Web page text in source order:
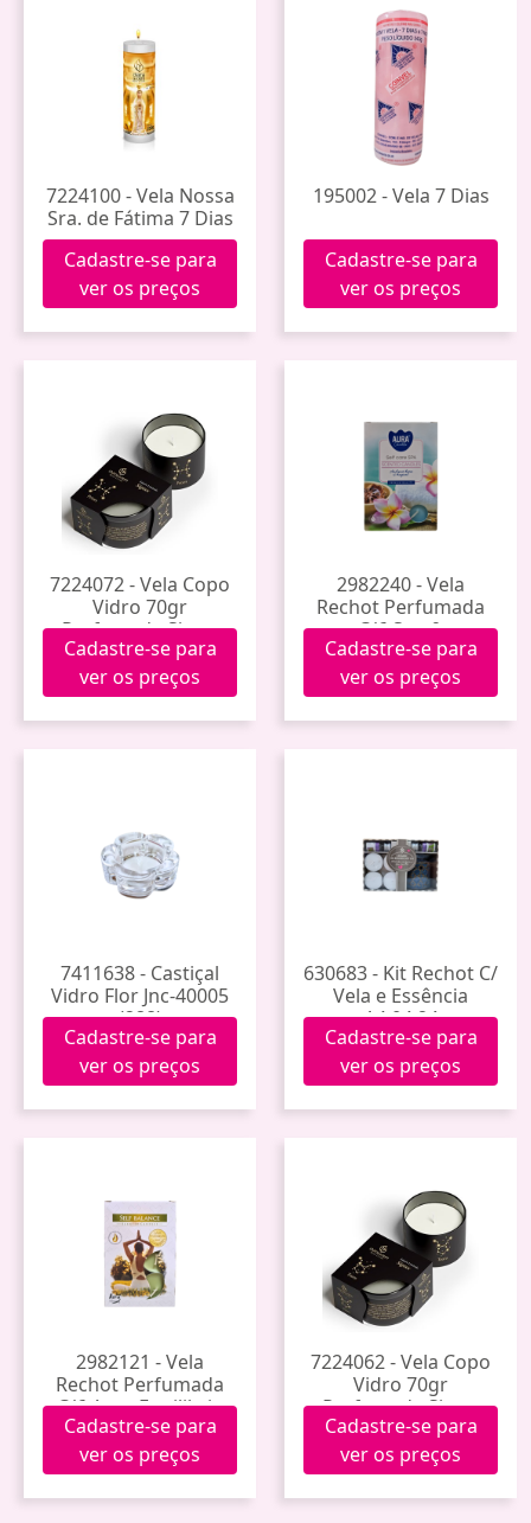
7224100 - Vela Nossa
Sra. de Fátima 7 Dias
Cadastre-se para
ver os preços
195002 - Vela 7 Dias
Cadastre-se para
ver os preços
7224072 - Vela Copo
Vidro 70gr
Perfumada Signo
Peixes
Cadastre-se para
ver os preços
2982240 - Vela
Rechot Perfumada
C/6 Spa &
Autocuidado
Cadastre-se para
ver os preços
7411638 - Castiçal
Vidro Flor Jnc-40005
(288)
Cadastre-se para
ver os preços
630683 - Kit Rechot C/
Vela e Essência
A4.04.24
Cadastre-se para
ver os preços
2982121 - Vela
Rechot Perfumada
C/6 Auto Equilibrio
Cadastre-se para
ver os preços
7224062 - Vela Copo
Vidro 70gr
Perfumada Signo
Touro
Cadastre-se para
ver os preços